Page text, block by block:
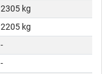
2305 kg
2205 kg
-
-